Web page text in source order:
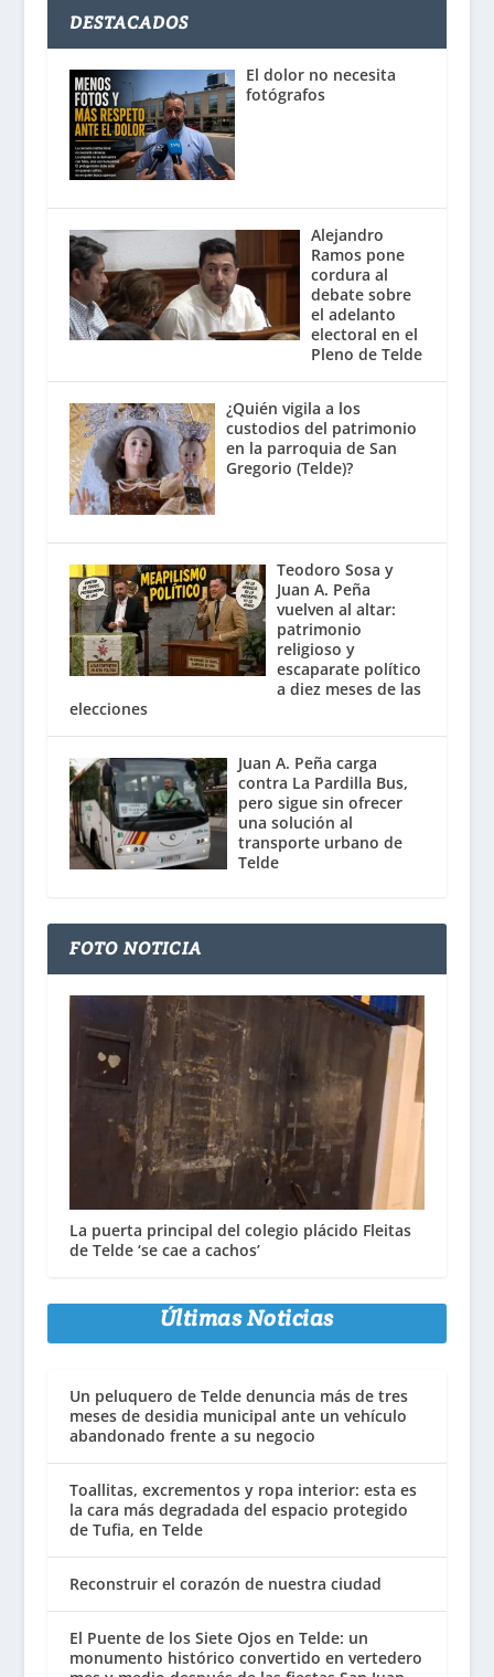
DESTACADOS
El dolor no necesita
fotógrafos
Alejandro
Ramos pone
cordura al
debate sobre
el adelanto
electoral en el
Pleno de Telde
¿Quién vigila a los
custodios del patrimonio
en la parroquia de San
Gregorio (Telde)?
Teodoro Sosa y
Juan A. Peña
vuelven al altar:
patrimonio
religioso y
escaparate político
a diez meses de las
elecciones
Juan A. Peña carga
contra La Pardilla Bus,
pero sigue sin ofrecer
una solución al
transporte urbano de
Telde
FOTO NOTICIA
La puerta principal del colegio plácido Fleitas
de Telde ‘se cae a cachos’
Últimas Noticias
Un peluquero de Telde denuncia más de tres
meses de desidia municipal ante un vehículo
abandonado frente a su negocio
Toallitas, excrementos y ropa interior: esta es
la cara más degradada del espacio protegido
de Tufia, en Telde
Reconstruir el corazón de nuestra ciudad
El Puente de los Siete Ojos en Telde: un
monumento histórico convertido en vertedero